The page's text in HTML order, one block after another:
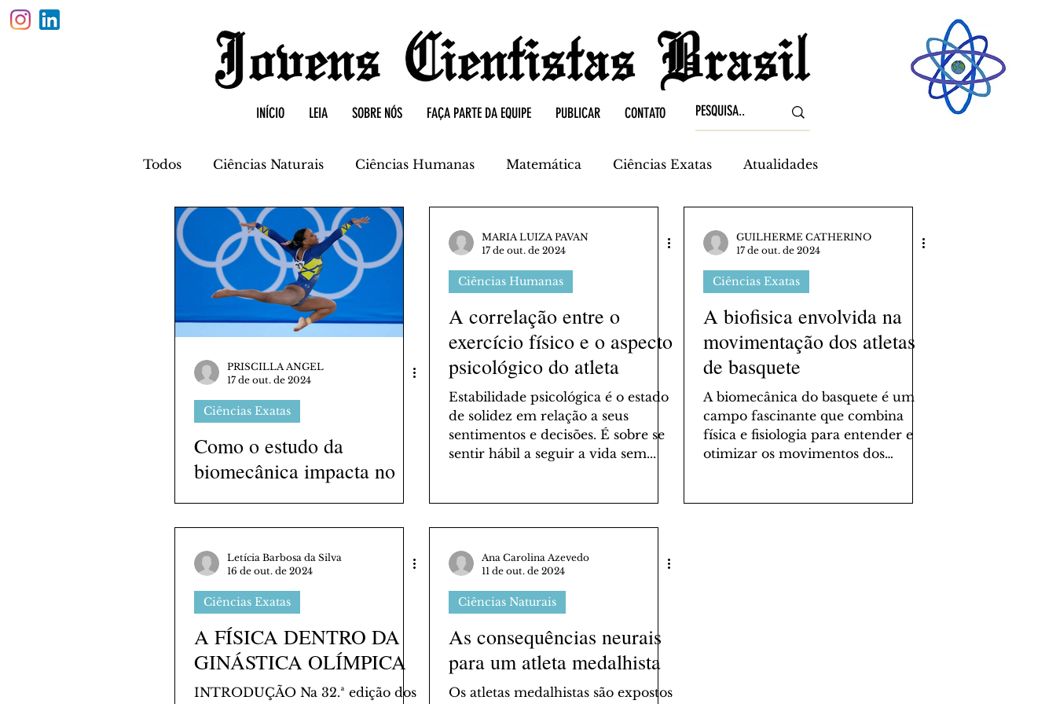
INÍCIO LEIA SOBRE NÓS FAÇA PARTE DA EQUIPE PUBLICAR CONTATO
Todos Ciências Naturais Ciências Humanas Matemática Ciências Exatas Atualidades
Física Biologia Química Ciências da Terra
PRISCILLA ANGEL
17 de out. de 2024
Ciências Exatas
Como o estudo da
biomecânica impacta no
desempenho dos atletas de
ginástica artística?
MARIA LUIZA PAVAN
17 de out. de 2024
Ciências Humanas
A correlação entre o
exercício físico e o aspecto
psicológico do atleta
Estabilidade psicológica é o estado
de solidez em relação a seus
sentimentos e decisões. É sobre se
sentir hábil a seguir a vida sem...
GUILHERME CATHERINO
17 de out. de 2024
Ciências Exatas
A biofisica envolvida na
movimentação dos atletas
de basquete
A biomecânica do basquete é um
campo fascinante que combina
física e fisiologia para entender e
otimizar os movimentos dos
Letícia Barbosa da Silva
16 de out. de 2024
Ciências Exatas
A FÍSICA DENTRO DA
GINÁSTICA OLÍMPICA
INTRODUÇÃO Na 32.ª edição dos
Ana Carolina Azevedo
11 de out. de 2024
Ciências Naturais
As consequências neurais
para um atleta medalhista
Os atletas medalhistas são expostos